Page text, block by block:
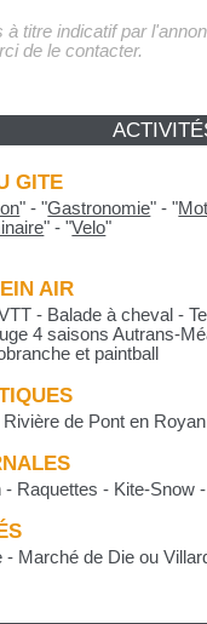
à titre indicatif par
de le contacter.
GITE
" -"Gastronomie" -"
" -"Velo"
AIR
- Balade à cheval -
4 saisons Autrans-
et paintball
de Pont en Royan
- Raquettes - Kite-Snow
- Marché de Die ou